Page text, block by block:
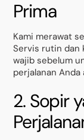
Prima
Kami merawat
Servis rutin dan
wajib sebelum
perjalanan Anda
2. Sopir